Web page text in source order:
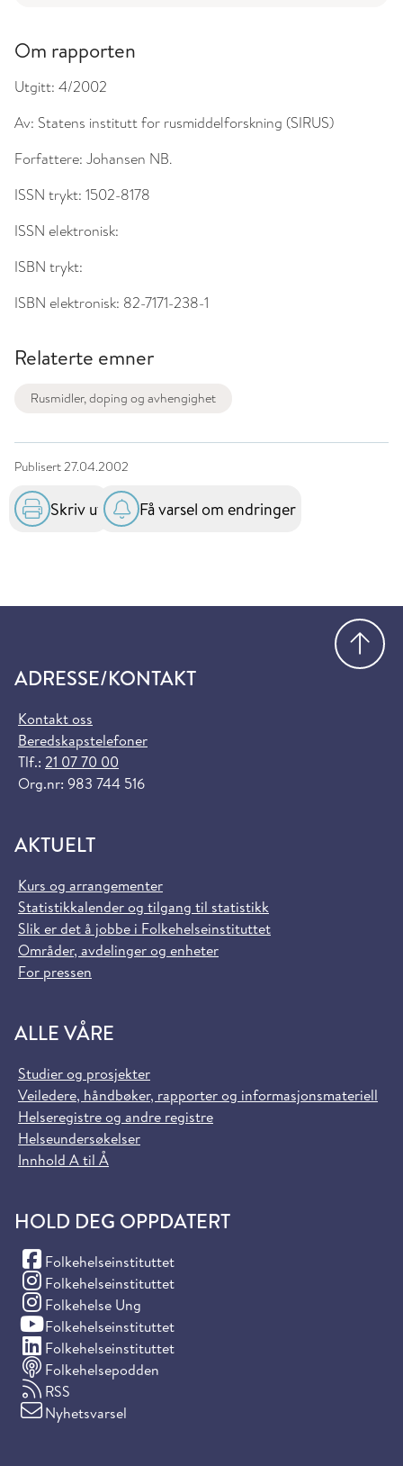
Om rapporten
Utgitt: 4/2002
Av: Statens institutt for rusmiddelforskning (SIRUS)
Forfattere: Johansen NB.
ISSN trykt: 1502-8178
ISSN elektronisk:
ISBN trykt:
ISBN elektronisk: 82-7171-238-1
Relaterte emner
Rusmidler, doping og avhengighet
Publisert27.04.2002
Skriv ut Få varsel om endringer
ADRESSE/KONTAKT
Kontakt oss
Beredskapstelefoner
Tlf.: 21 07 70 00
Org.nr: 983 744 516
AKTUELT
Kurs og arrangementer
Statistikkalender og tilgang til statistikk
Slik er det å jobbe i Folkehelseinstituttet
Områder, avdelinger og enheter
For pressen
ALLE VÅRE
Studier og prosjekter
Veiledere, håndbøker, rapporter og informasjonsmateriell
Helseregistre og andre registre
Helseundersøkelser
Innhold A til Å
HOLD DEG OPPDATERT
Folkehelseinstituttet
(Facebook)
Folkehelseinstituttet
(Instagram)
Folkehelse Ung
(Instagram)
Folkehelseinstituttet
(YouTube)
Folkehelseinstituttet
(LinkedIn)
Folkehelsepodden
RSS
Nyhetsvarsel